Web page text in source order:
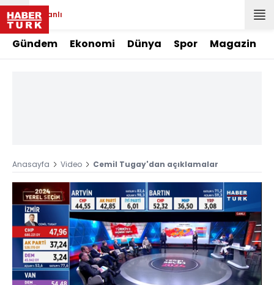
Canlı
Gündem Ekonomi Dünya Spor Magazin
Anasayfa Video Cemil Tugay'dan açıklamalar